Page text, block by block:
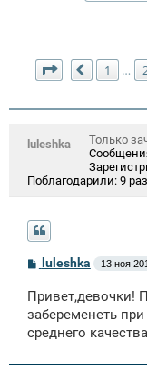
Страница 27
Пред.
1 …
luleshka
Только
Поблагодарили: 9 раз
С
б
щ
н
е
luleshka 13 ноя
Привет,девочки!
забеременеть
среднего